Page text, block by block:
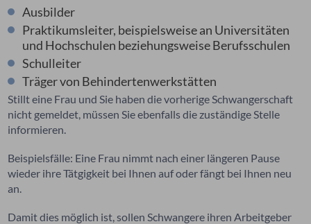
Ausbilder
Praktikumsleiter, beispielsweise an Universitäten
und Hochschulen beziehungsweise Berufsschulen
Schulleiter
Träger von Behindertenwerkstätten
Stillt eine Frau und Sie haben die vorherige Schwangerschaft
nicht gemeldet, müssen Sie ebenfalls die zuständige Stelle
informieren.
Beispielsfälle: Eine Frau nimmt nach einer längeren Pause
wieder ihre Tätgigkeit bei Ihnen auf oder fängt bei Ihnen neu
an.
Damit dies möglich ist, sollen Schwangere ihren Arbeitgeber